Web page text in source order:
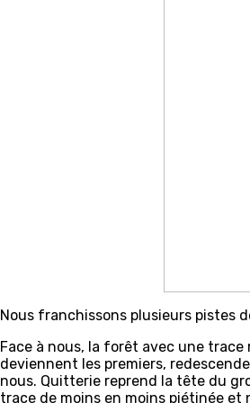
Nous franchissons plusieurs pistes
Face à nous, la forêt avec une
deviennent les premiers,
nous. Quitterie reprend la tête du
trace de moins en moins piétinée et